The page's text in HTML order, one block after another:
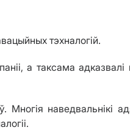
тэхналогій.
а таксама
наведвальнікі